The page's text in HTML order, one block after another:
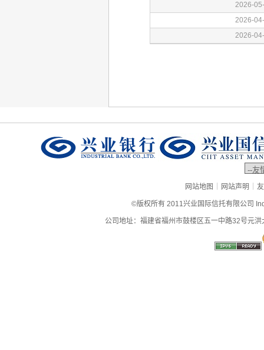
网站地图 | 网站声明 |
©版权所有 2011兴业国际信托有限公司
公司地址：福建省福州市鼓楼区五一中路32号元